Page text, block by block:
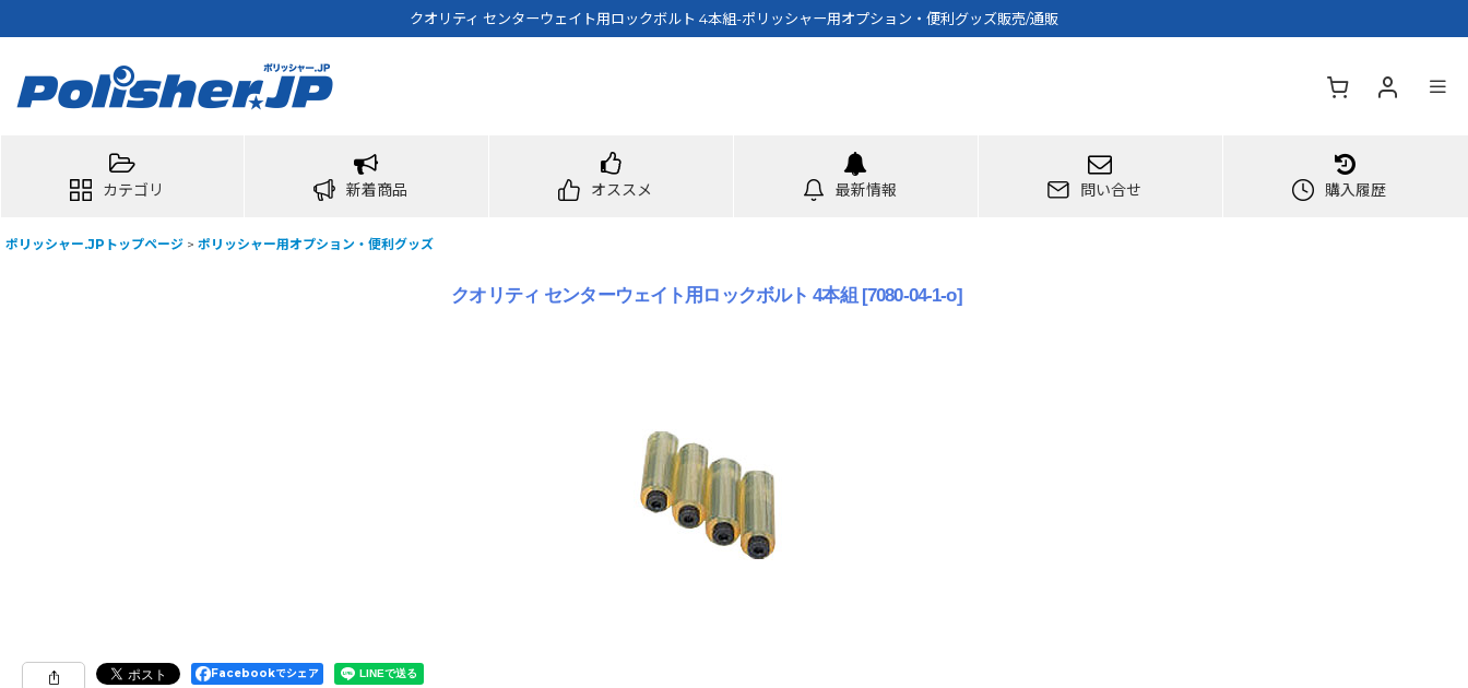
クオリティ センターウェイト用ロックボルト 4本組-ポリッシャー用オプション・便利グッズ販売/通販
カテゴリ 新着商品 オススメ 最新情報 問い合せ 購入履歴
ポリッシャー.JPトップページ > ポリッシャー用オプション・便利グッズ
クオリティ センターウェイト用ロックボルト 4本組 [7080-04-1-o]
Facebookでシェア